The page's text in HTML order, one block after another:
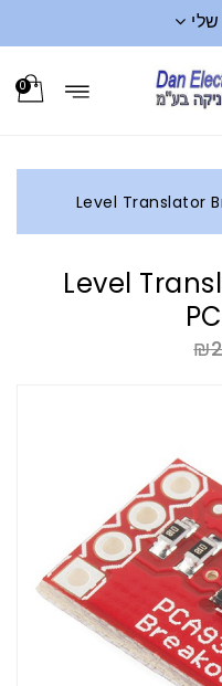
0
Level Translator
Level